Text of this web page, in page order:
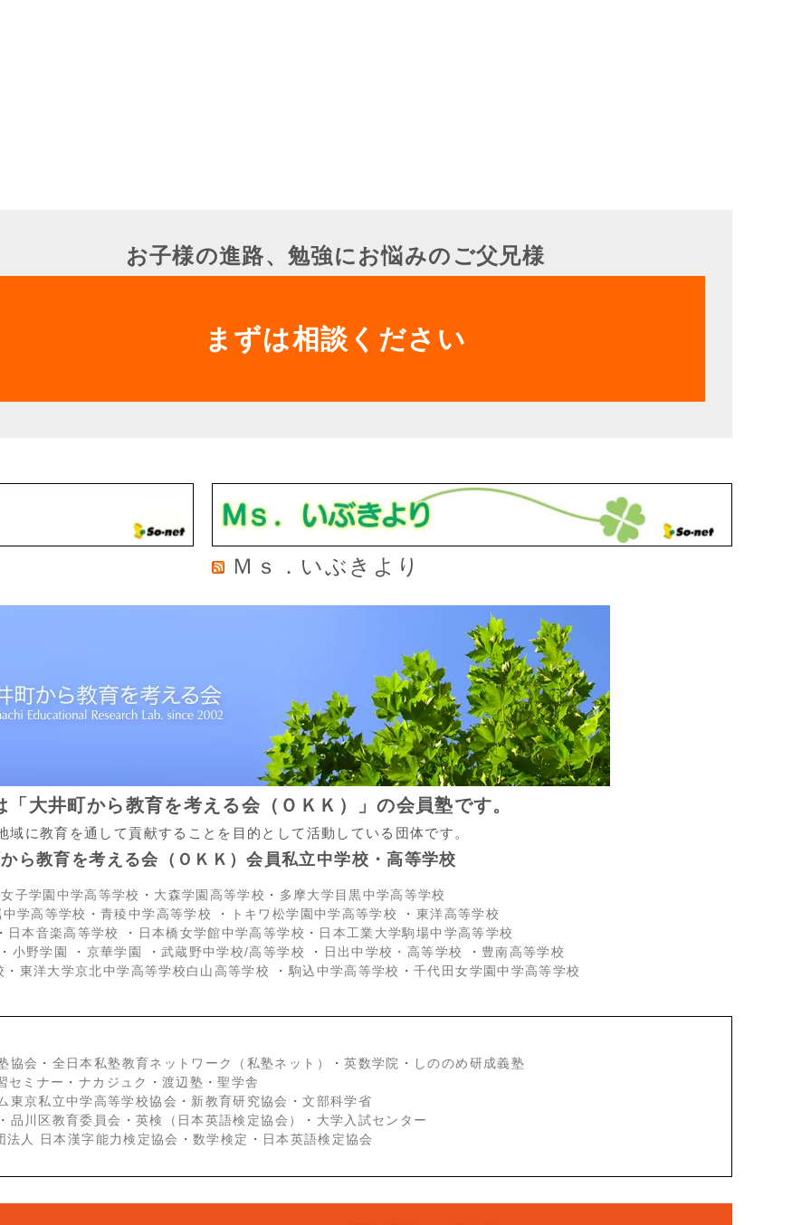
お子様の進路、勉強にお悩みのご父兄様
まずは相談ください
Ｍｓ．いぶきより
「大井町から教育を考える会（ＯＫＫ）」の会員塾です。
域に教育を通して貢献することを目的として活動している団体です。
ら教育を考える会（ＯＫＫ）会員私立中学校・高等学校
子学園中学高等学校 ・ 大森学園高等学校 ・ 多摩大学目黒中学高等学校
学高等学校 ・青稜中学高等学校 ・ トキワ松学園中学高等学校 ・ 東洋高等学校
日本音楽高等学校 ・ 日本橋女学館中学高等学校 ・ 日本工業大学駒場中学高等学校
小野学園 ・ 京華学園 ・ 武蔵野中学校/高等学校 ・ 日出中学校 ・高等学校 ・ 豊南高等学校
・ 東洋大学京北中学高等学校白山高等学校 ・ 駒込中学高等学校 ・千代田女学園中学高等学校
協会 ・ 全日本私塾教育ネットワーク（私塾ネット） ・英数学院 ・
しののめ研成義塾
セミナー ・ ナカジュク ・ 渡辺塾 ・聖学舎
東京私立中学高等学校協会 ・ 新教育研究協会 ・文部科学省
品川区教育委員会 ・ 英検（日本英語検定協会） ・ 大学入試センター
法人 日本漢字能力検定協会 ・数学検定 ・ 日本英語検定協会